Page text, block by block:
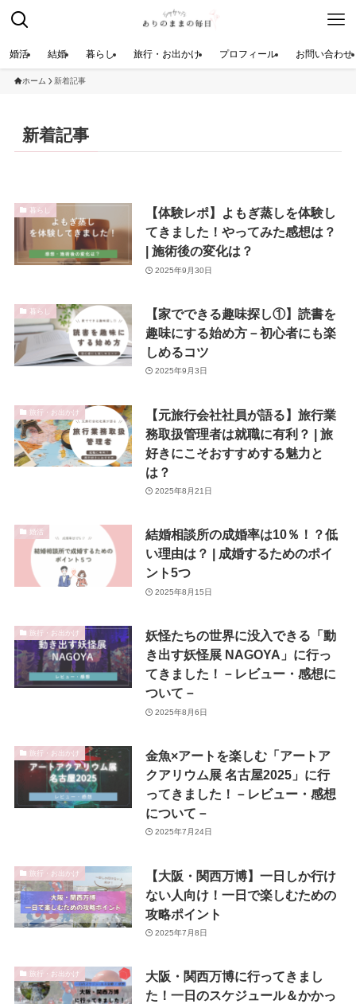
婚活 結婚 暮らし 旅行・お出かけ プロフィール お問い合わせ
ホーム 新着記事
新着記事
暮らし
【体験レポ】よもぎ蒸しを体験し
てきました！やってみた感想は？
| 施術後の変化は？
2025年9月30日
暮らし
【家でできる趣味探し①】読書を
趣味にする始め方－初心者にも楽
しめるコツ
2025年9月3日
旅行・お出かけ
【元旅行会社社員が語る】旅行業
務取扱管理者は就職に有利？ | 旅
好きにこそおすすめする魅力と
は？
2025年8月21日
婚活
結婚相談所の成婚率は10％！？低
い理由は？ | 成婚するためのポイ
ント5つ
2025年8月15日
旅行・お出かけ
妖怪たちの世界に没入できる「動
き出す妖怪展 NAGOYA」に行っ
てきました！－レビュー・感想に
ついて－
2025年8月6日
旅行・お出かけ
金魚×アートを楽しむ「アートア
クアリウム展 名古屋2025」に行
ってきました！－レビュー・感想
について－
2025年7月24日
旅行・お出かけ
【大阪・関西万博】一日しか行け
ない人向け！一日で楽しむための
攻略ポイント
2025年7月8日
旅行・お出かけ
大阪・関西万博に行ってきまし
た！一日のスケジュール＆かかっ